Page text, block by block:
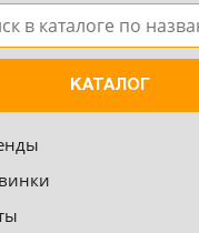
поиска товара в каталоге
КАТАЛОГ